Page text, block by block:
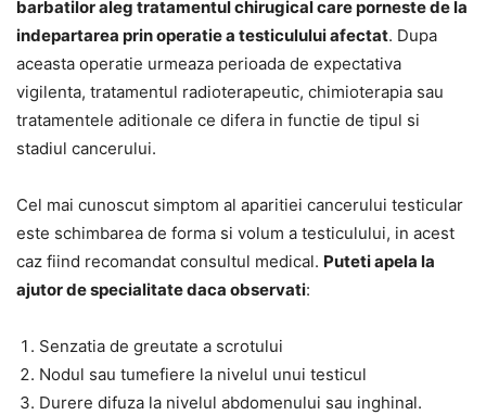
barbatilor aleg tratamentul chirugical care porneste de la
indepartarea prin operatie a testiculului afectat. Dupa
aceasta operatie urmeaza perioada de expectativa
vigilenta, tratamentul radioterapeutic, chimioterapia sau
tratamentele aditionale ce difera in functie de tipul si
stadiul cancerului.
Cel mai cunoscut simptom al aparitiei cancerului testicular
este schimbarea de forma si volum a testiculului, in acest
caz fiind recomandat consultul medical. Puteti apela la
ajutor de specialitate daca observati:
Senzatia de greutate a scrotului
Nodul sau tumefiere la nivelul unui testicul
Durere difuza la nivelul abdomenului sau inghinal.